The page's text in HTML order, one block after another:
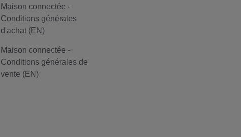
Maison connectée -
Conditions générales
d'achat (EN)
Maison connectée -
Conditions générales de
vente (EN)